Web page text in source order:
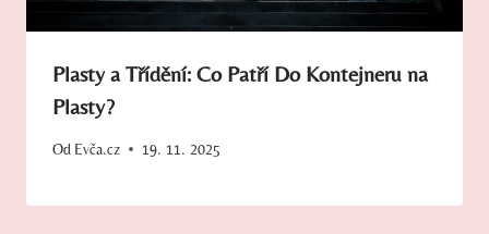
Plasty a Třídění: Co Patří Do Kontejneru na
Plasty?
Od Evča.cz 19. 11. 2025